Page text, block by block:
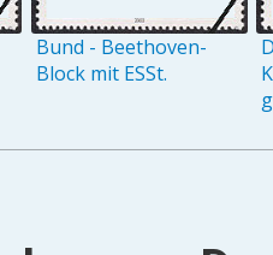
Bund - Beethoven-
Block mit ESSt.